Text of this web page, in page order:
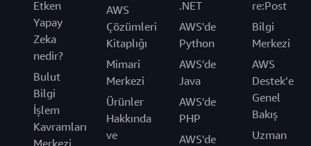
Etken
Yapay
Zeka
nedir?
Bulut
Bilgi
İşlem
Kavramları
Merkezi
AWS
Çözümleri
Kitaplığı
Mimari
Merkezi
Ürünler
Hakkında
ve
.NET
AWS'de
Python
AWS'de
Java
AWS'de
PHP
AWS'de
re:Post
Bilgi
Merkezi
AWS
Destek’e
Genel
Bakış
Uzman